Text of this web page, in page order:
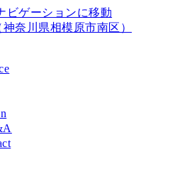
ビゲーションに移動